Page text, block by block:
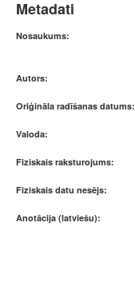
Metadati
Nosaukums:
Autors:
Oriģināla radīšanas datums:
Valoda:
Fiziskais raksturojums:
Fiziskais datu nesējs:
Anotācija (latviešu):